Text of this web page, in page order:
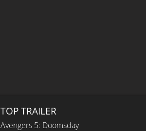
TOP TRAILER
Avengers 5: Doomsday